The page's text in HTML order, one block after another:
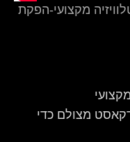
מקצועי-הפקת
מצולם כדי